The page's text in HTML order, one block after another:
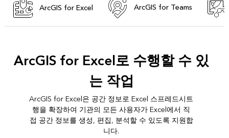
ArcGIS for Excel ArcGIS for Teams
ArcGIS for Excel로 수행할 수 있
는 작업
ArcGIS for Excel은 공간 정보로 Excel 스프레드시트
행을 확장하여 기관의 모든 사용자가 Excel에서 직
접 공간 정보를 생성, 편집, 분석할 수 있도록 지원합
니다.